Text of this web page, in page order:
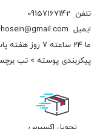
تلفن 09157167142
ایمیل
ما 24 ساعته
پیکربندی پوسته > تب